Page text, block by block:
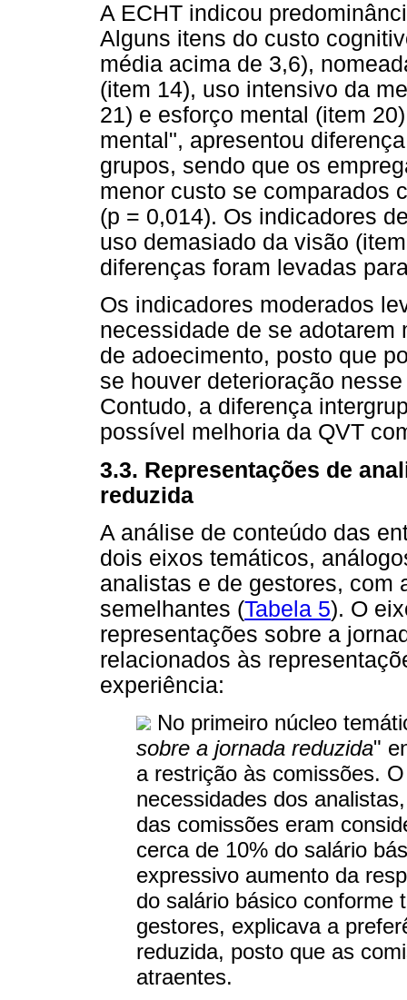
A ECHT indicou
Alguns itens do custo
média acima de 3,6),
(item 14), uso intensivo da
21) e esforço mental (item
mental", apresentou
grupos, sendo que os
menor custo se comparados
(p = 0,014). Os indicadores
uso demasiado da visão
diferenças foram levadas
Os indicadores moderados
necessidade de se
de adoecimento, posto que
se houver deterioração
Contudo, a diferença
possível melhoria da QVT
3.3. Representações de
reduzida
A análise de conteúdo das
dois eixos temáticos,
analistas e de gestores, com
semelhantes (Tabela 5). O
representações sobre a
relacionados às
experiência:
No primeiro núcleo
sobre a jornada reduzida"
a restrição às comissões.
necessidades dos
das comissões eram
cerca de 10% do salário
expressivo aumento da
do salário básico conforme
gestores, explicava a
reduzida, posto que as
atraentes.